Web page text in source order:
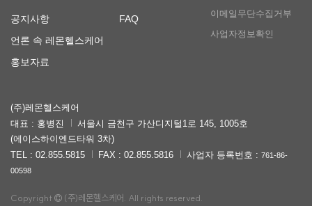
공지사항
언론 속 레몬헬스케어
홍보자료
FAQ
이메일무단수집거부
사업자정보확인
(주)레몬헬스케어
대표 : 홍병진
서울시 금천구 가산디지털1로 145, 1005호
(에이스하이엔드타워 3차)
TEL : 02.855.5815
FAX : 02.855.5816 사업자 등록번호 : 761-86-
00598
Copyright (주)레몬헬스케어. All rights reserved.